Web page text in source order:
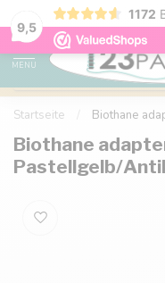
9,5
1172
Kostenlose Lieferung
MENU
Startseite Biothane
Biothane
Pastellgelb/